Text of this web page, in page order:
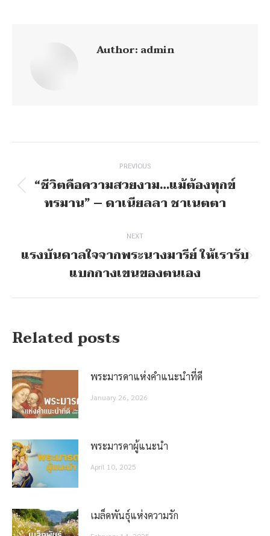
Author: admin
Post PREVIOUS
“ชีวิตคือความสวยงาม…แม้ต้องทุกข์
ทรมาน” – ดาเนียลลา ชาเนตตา
NEXT
แรงบันดาลใจจากพระนางมารีย์ ให้เรารับ
แบกกางเขนของตนเอง
Related posts
พระมารดาแห่งคำแนะนำที่ดี
January 26, 2026
พระมารดาผู้แนะนำ
April 10, 2025
เมล็ดพันธุ์แห่งความรัก